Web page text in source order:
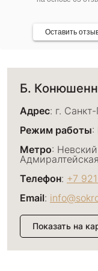
Оставить
Б.
Адрес: г.
Режим работы:
Метро:
Адмиралтейская
Телефон: +7
Email:
Показать на